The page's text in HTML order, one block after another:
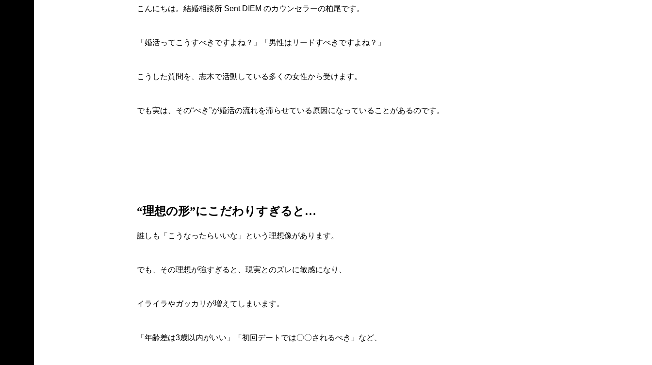
こんにちは。結婚相談所 Sent DIEM のカウンセラーの柏尾です。
「婚活ってこうすべきですよね？」「男性はリードすべきですよね？」
こうした質問を、志木で活動している多くの女性から受けます。
でも実は、その“べき”が婚活の流れを滞らせている原因になっていることがあるのです。
“理想の形”にこだわりすぎると…
誰しも「こうなったらいいな」という理想像があります。
でも、その理想が強すぎると、現実とのズレに敏感になり、
イライラやガッカリが増えてしまいます。
「年齢差は3歳以内がいい」「初回デートでは〇〇されるべき」など、